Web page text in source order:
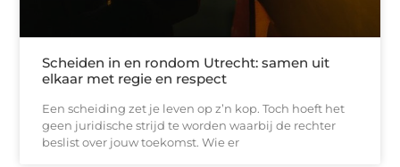
Scheiden in en rondom Utrecht: samen uit
elkaar met regie en respect
Een scheiding zet je leven op z’n kop. Toch hoeft het
geen juridische strijd te worden waarbij de rechter
beslist over jouw toekomst. Wie er